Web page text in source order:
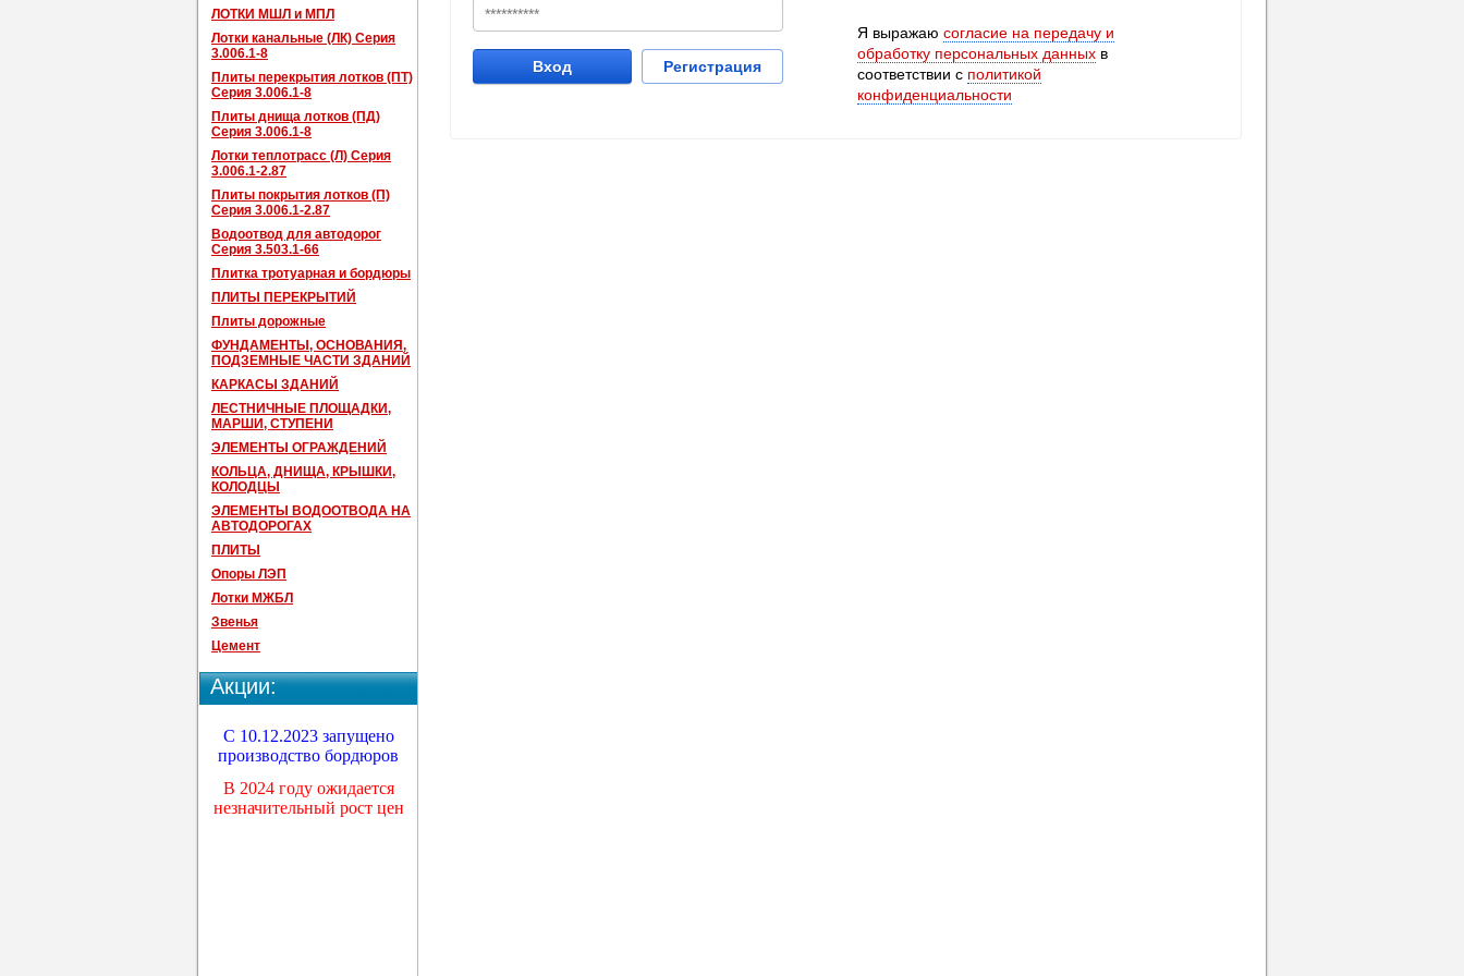
ЛОТКИ МШЛ и МПЛ
Лотки канальные (ЛК) Серия
3.006.1-8
Плиты перекрытия лотков (ПТ)
Серия 3.006.1-8
Плиты днища лотков (ПД)
Серия 3.006.1-8
Лотки теплотрасс (Л) Серия
3.006.1-2.87
Плиты покрытия лотков (П)
Серия 3.006.1-2.87
Водоотвод для автодорог
Серия 3.503.1-66
Плитка тротуарная и бордюры
ПЛИТЫ ПЕРЕКРЫТИЙ
Плиты дорожные
ФУНДАМЕНТЫ, ОСНОВАНИЯ,
ПОДЗЕМНЫЕ ЧАСТИ ЗДАНИЙ
КАРКАСЫ ЗДАНИЙ
ЛЕСТНИЧНЫЕ ПЛОЩАДКИ,
МАРШИ, СТУПЕНИ
ЭЛЕМЕНТЫ ОГРАЖДЕНИЙ
КОЛЬЦА, ДНИЩА, КРЫШКИ,
КОЛОДЦЫ
ЭЛЕМЕНТЫ ВОДООТВОДА НА
АВТОДОРОГАХ
ПЛИТЫ
Опоры ЛЭП
Лотки МЖБЛ
Звенья
Цемент
Акции:
С 10.12.2023 запущено
производство бордюров
В 2024 году ожидается
незначительный рост цен
Регистрация
Вход
Я выражаюсогласие на передачу и
обработку персональных данных в
соответствии с политикой
конфиденциальности